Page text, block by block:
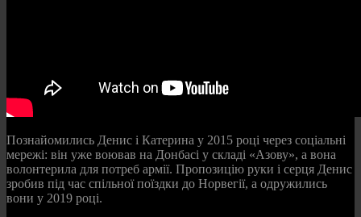
Познайомились Денис і Катерина у 2015 році через соціальні
мережі: він уже воював на Донбасі у складі «Азову», а вона
волонтерила для потреб армії. Пропозицію руки і серця Денис
зробив під час спільної поїздки до Норвегії, а одружились
вони у 2019 році.